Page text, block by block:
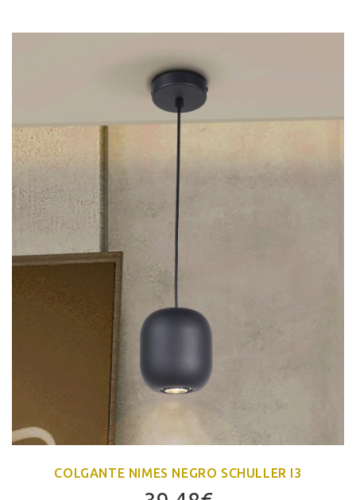
COLGANTE NIMES NEGRO SCHULLER I3